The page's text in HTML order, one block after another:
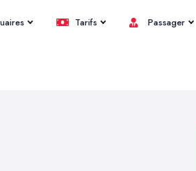
Tarifs Passager